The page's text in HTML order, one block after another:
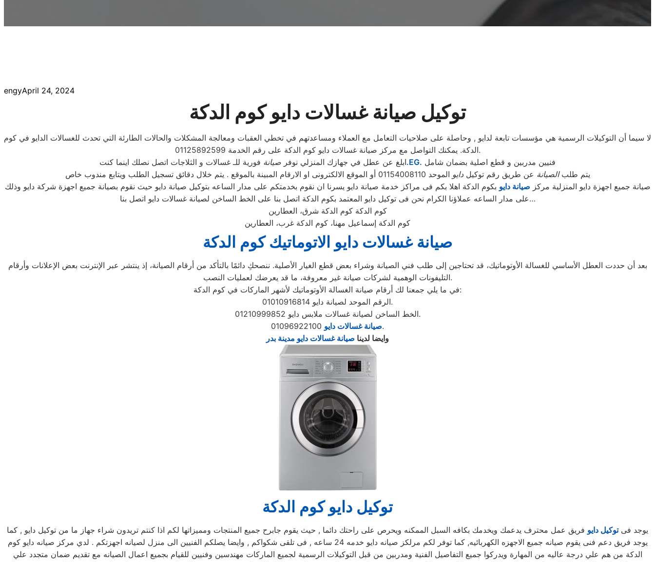
engyApril 24, 2024
توكيل صيانة غسالات دايو كوم الدكة
لا سيما أن التوكيلات الرسمية هي مؤسسات تابعة لدايو , وحاصلة على صلاحيات التعامل مع العملاء ومساعدتهم في تخطي العقبات ومعالجة المشكلات والحالات الطارئة التي تحدث للغسالات الدايو في كوم
الدكة. يمكنك التواصل مع مركز صيانة غسالات دايو كوم الدكة على رقم الخدمة 01125892599.
ابلغ عن عطل في جهازك المنزلي نوفر صيانة فورية للـ غسالات و الثلاجات اتصل نصلك اينما كنت .EG. فنيين مدربين و قطع اصلية بضمان شامل
يتم طلبالصيانة عن طريق رقم توكيلدايو الموحد 01154008110 أو الموقع الالكترونى او الارقام المبينة بالموقع . يتم خلال دقائق تسجيل الطلب ويتابع مندوب خاص
صيانة جميع اجهزة دايو المنزلية مركز صيانة دايو بكوم الدكة اهلا بكم فى مراكز خدمة صيانة دايو يسرنا ان نقوم بخدمتكم على مدار الساعه بتوكيل صيانة دايو حيث نقوم بصيانة جميع اجهزة شركة دايو وذلك
على مدار الساعه عملاؤنا الكرام نحن فى توكيل دايو المعتمد بكوم الدكة اتصل بنا على الخط الساخن لصيانة غسالات دايو اتصل بنا…
كوم الدكة كوم الدكة شرق، العطارين
كوم الدكة إسماعيل مهنا، كوم الدكة غرب، العطارين
صيانة غسالات دايو الاتوماتيك كوم الدكة
بعد أن حددت العطل الأساسي للغسالة الأوتوماتيك، قد تحتاجين إلى طلب فني الصيانة وشراء بعض قطع الغيار الأصلية. ننصحكِ دائمًا بالتأكد من أرقام الصيانة، إذ ينتشر عبر الإنترنت بعض الإعلانات وأرقام
التليفونات الوهمية لشركات صيانة غير معروفة، ما قد يعرضك لعمليات النصب.
في ما يلي جمعنا لك أرقام صيانة الغسالة الأوتوماتيك لأشهر الماركات في كوم الدكة:
الرقم الموحد لصيانة دايو 01010916814.
الخط الساخن لصيانة غسالات ملابس دايو 01210999852.
صيانة غسالات دايو01096922100.
وايضا لدينا صيانة غسالات دايو مدينة بدر
توكيل دايو كوم الدكة
يوجد فىتوكيل دايو فريق عمل محترف يدعمك ويخدمك بكافه السبل الممكنه ويحرص على راحتك دائما , حيث يقوم جابرح جميع المنتجات ومميزاتها لكم اذا كنتم تريدون شراء جهاز ما من توكيل دايو , كما
يوجد فريق دعم فنى يقوم صيانه جميع الاجهزه الكهربائيه, كما توفر لكم مرلكز صيانه دايو خدمه 24 ساعه , فى تلقى شكواكم , وايضا يصلكم الفنيين الى منزل لصيانه اجهزتكم . لدي مركز صيانه دايو كوم
الدكة من هم علي درجة عاليه من المهارة ويدركوا جميع التفاصيل الفنية ومدربين من قبل التوكيلات الرسمية لجميع الماركات مهندسين وفنيين للقيام بجميع اعمال الصيانه مع تقديم ضمان متجدد علي